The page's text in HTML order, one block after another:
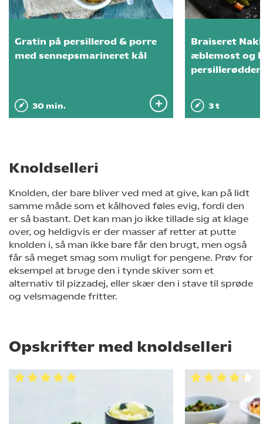
Gratin på persillerod & porre
med sennepsmarineret kål
30 min.
Braiseret
æblemost og
3 t
Knoldselleri
Knolden, der bare bliver ved med at give, kan på lidt
samme måde som et kålhoved føles evig, fordi den
er så bastant. Det kan man jo ikke tillade sig at klage
over, og heldigvis er der masser af retter at putte
knolden i, så man ikke bare får den brugt, men også
får så meget smag som muligt for pengene. Prøv for
eksempel at bruge den i tynde skiver som et
alternativ til pizzadej, eller skær den i stave til sprøde
og velsmagende fritter.
Opskrifter med knoldselleri